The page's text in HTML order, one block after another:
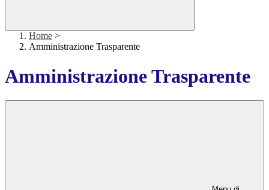
Home >
Amministrazione Trasparente
Amministrazione Trasparente